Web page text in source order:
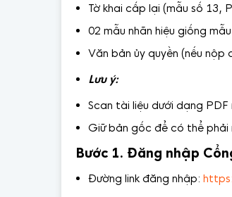
Tờ khai cấp lại (mẫu số
02 mẫu nhãn hiệu giống
Văn bản ủy quyền (nếu nộp
Lưu ý:
Scan tài liệu dưới dạng
Giữ bản gốc để có thể phải
Bước 1. Đăng nhập
Đường link đăng nhập: